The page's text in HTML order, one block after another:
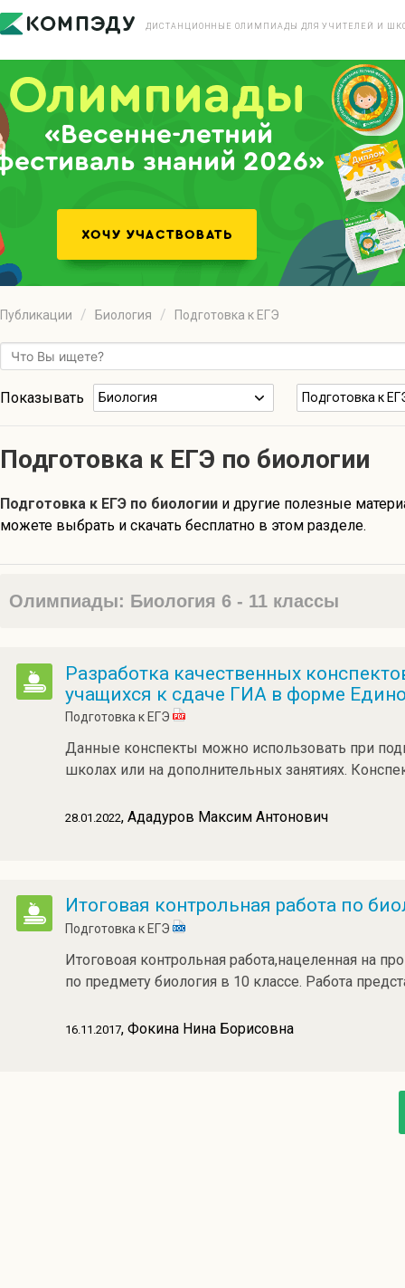
ДИСТАНЦИОННЫЕ ОЛИМПИАДЫ ДЛЯ УЧИТЕЛЕЙ И
«Весенне-летний
знаний 2026»
Публикации Биология Подготовка к ЕГЭ
Показывать Биология Подготовка к
Подготовка к ЕГЭ по биологии
Подготовка к ЕГЭ по биологии и другие полезные
можете выбрать и скачать бесплатно в этом разделе.
Олимпиады: Биология 6 - 11 классы
Разработка качественных
учащихся к сдаче ГИА в форме
Подготовка к ЕГЭ
Данные конспекты можно использовать при
школах или на дополнительных занятиях.
28.01.2022, Ададуров Максим Антонович
Итоговая контрольная работа по
Подготовка к ЕГЭ
Итоговоая контрольная работа,нацеленная на
по предмету биология в 10 классе. Работа
16.11.2017, Фокина Нина Борисовна